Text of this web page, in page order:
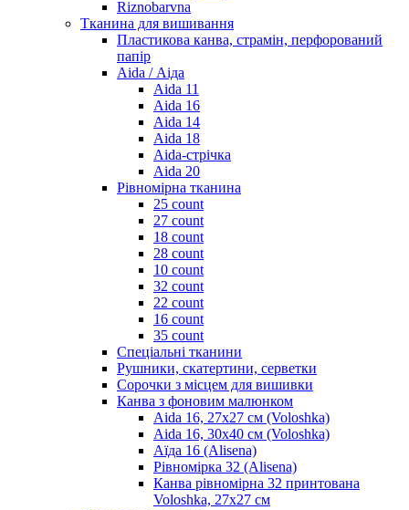
Riznobarvna
Тканина для вишивання
Пластикова канва, страмін, перфорований
папір
Aida / Аіда
Aida 11
Aida 16
Aida 14
Aida 18
Aida-стрічка
Aida 20
Рівномірна тканина
25 count
27 count
18 count
28 count
10 count
32 count
22 count
16 count
35 count
Спеціальні тканини
Рушники, скатертини, серветки
Сорочки з місцем для вишивки
Канва з фоновим малюнком
Aida 16, 27х27 см (Voloshka)
Aida 16, 30х40 см (Voloshka)
Аїда 16 (Alisena)
Рівномірка 32 (Alisena)
Канва рівномірна 32 принтована
Voloshka, 27х27 см